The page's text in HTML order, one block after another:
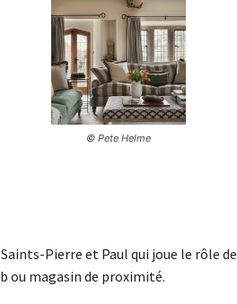
© Pete Helme
Pierre et Paul qui joue le rôle de
ou magasin de proximité.